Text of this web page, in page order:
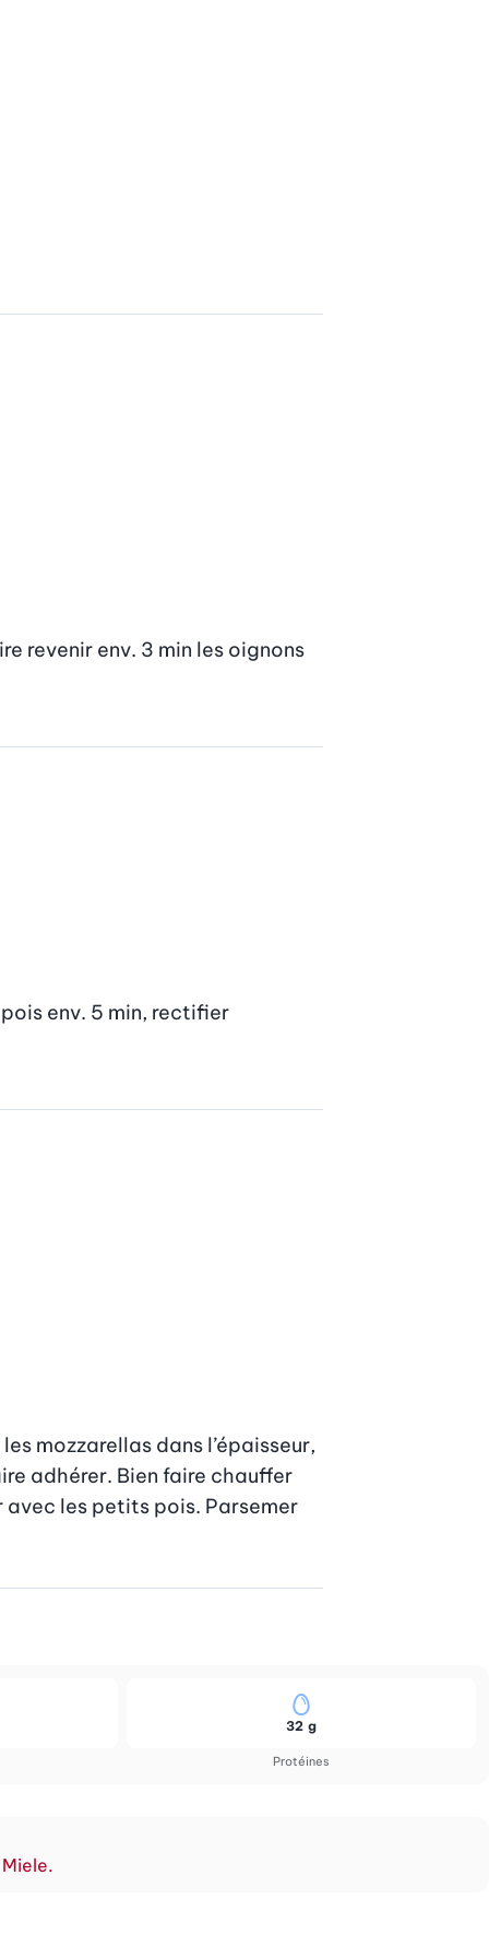
revenir env. 3 min les oignons
env. 5 min, rectifier
mozzarellas dans l’épaisseur,
adhérer. Bien faire chauffer
avec les petits pois. Parsemer
Protéines
32 g